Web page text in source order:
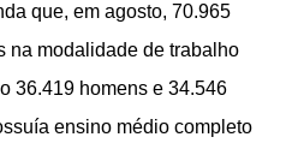
que, em agosto, 70.965
na modalidade de trabalho
36.419 homens e 34.546
ensino médio completo